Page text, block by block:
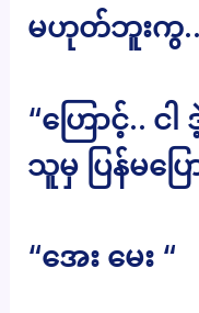
မဟုတ်ဘူးကွ…
“ဟြောင့်.. င
သူမှ ပြန်မပြေ
“အေး မေး “